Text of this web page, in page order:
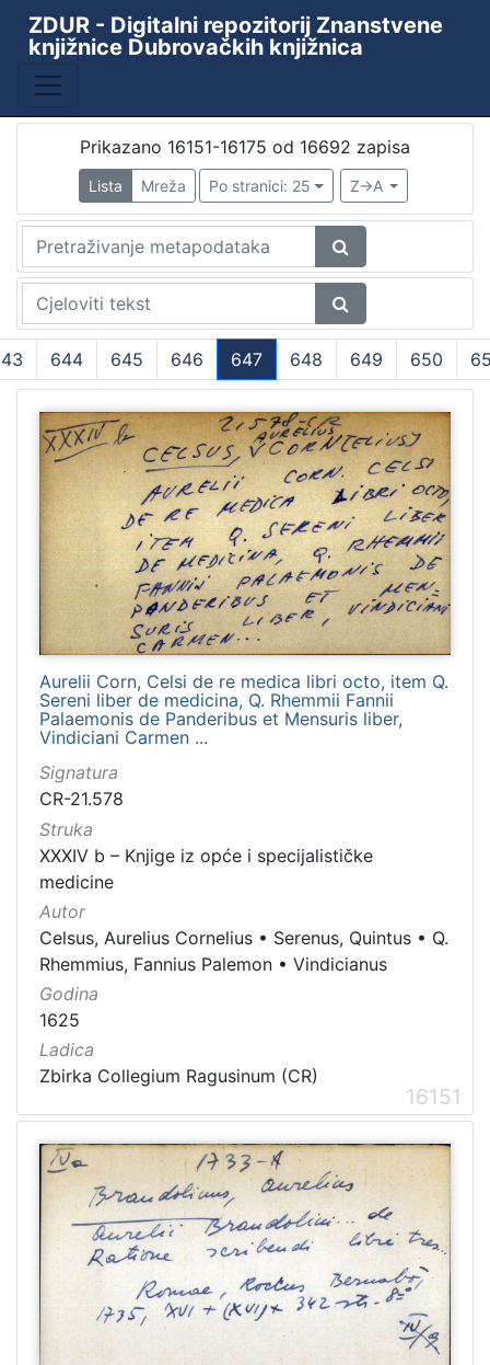
ZDUR - Digitalni repozitorij Znanstvene
knjižnice Dubrovačkih knjižnica
Prikazano 16151-16175 od 16692 zapisa
Lista Mreža Po stranici: 25 Z->A
644 645 646
647
(current)
648 649 650
Aurelii Corn, Celsi de re medica libri octo, item Q.
Sereni liber de medicina, Q. Rhemmii Fannii
Palaemonis de Panderibus et Mensuris liber,
Vindiciani Carmen ...
Signatura
CR-21.578
Struka
XXXIV b – Knjige iz opće i specijalističke
medicine
Autor
Celsus, Aurelius Cornelius • Serenus, Quintus • Q.
Rhemmius, Fannius Palemon • Vindicianus
Godina
1625
Ladica
Zbirka Collegium Ragusinum (CR)
16151